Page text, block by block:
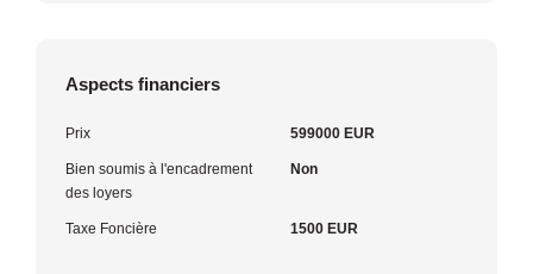
Aspects financiers
Prix 599000 EUR
Bien soumis à l'encadrement
des loyers
Non
Taxe Foncière 1500 EUR